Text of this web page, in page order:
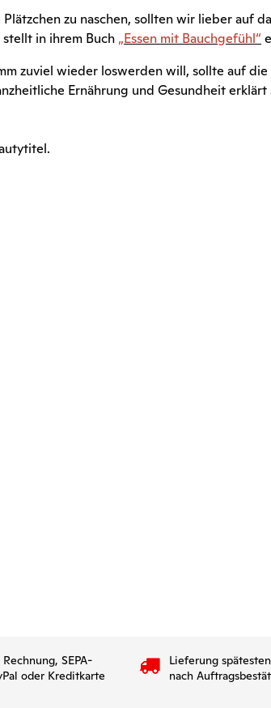
zu naschen, sollten wir lieber auf
in ihrem Buch „Essen mit Bauchgefühl“
zuviel wieder loswerden will, sollte auf
Ernährung und Gesundheit erklärt
SEPA-
oder Kreditkarte
Lieferung
nach